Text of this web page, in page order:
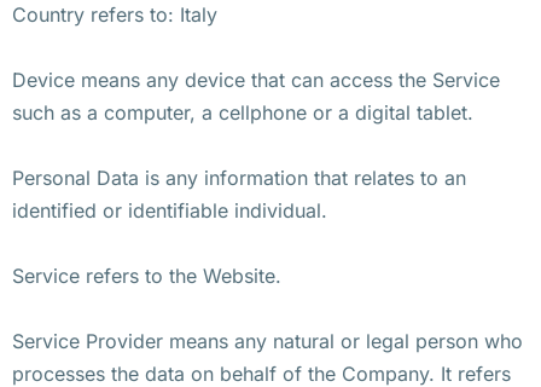
Country refers to: Italy
Device means any device that can access the Service
such as a computer, a cellphone or a digital tablet.
Personal Data is any information that relates to an
identified or identifiable individual.
Service refers to the Website.
Service Provider means any natural or legal person who
processes the data on behalf of the Company. It refers